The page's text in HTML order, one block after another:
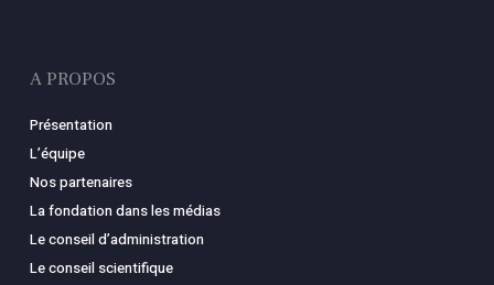
A PROPOS
Présentation
L’équipe
Nos partenaires
La fondation dans les médias
Le conseil d’administration
Le conseil scientifique